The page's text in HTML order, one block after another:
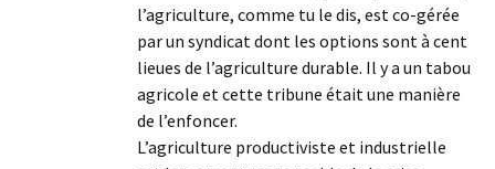
l’agriculture, comme tu le dis, est co-gérée
par un syndicat dont les options sont à cent
lieues de l’agriculture durable. Il y a un tabou
agricole et cette tribune était une manière
de l’enfoncer.
L’agriculture productiviste et industrielle